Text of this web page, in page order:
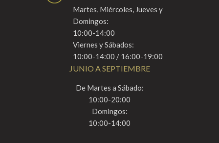
Martes, Miércoles, Jueves y
Domingos:
10:00-14:00
Viernes y Sábados:
10:00-14:00 / 16:00-19:00
JUNIO A SEPTIEMBRE
De Martes a Sábado:
10:00-20:00
Domingos:
10:00-14:00